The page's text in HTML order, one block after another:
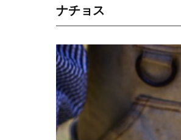
ナチョス